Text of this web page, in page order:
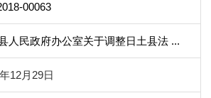
00063
人民政府办公室关于调整日土县法 ...
12月29日